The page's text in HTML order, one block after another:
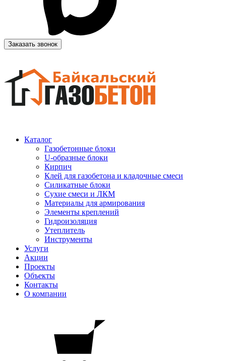
Заказать звонок
Каталог
Газобетонные блоки
U-образные блоки
Кирпич
Клей для газобетона и кладочные смеси
Силикатные блоки
Сухие смеси и ЛКМ
Материалы для армирования
Элементы креплений
Гидроизоляция
Утеплитель
Инструменты
Услуги
Акции
Проекты
Объекты
Контакты
О компании